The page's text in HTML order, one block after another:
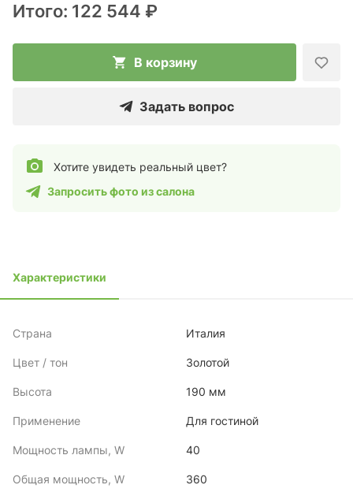
Итого: 122 544 ₽
В корзину
Задать вопрос
Хотите увидеть реальный цвет?
Запросить фото из салона
Характеристики
Страна Италия
Цвет / тон Золотой
Высота 190 мм
Применение Для гостиной
Мощность лампы, W 40
Общая мощность, W 360